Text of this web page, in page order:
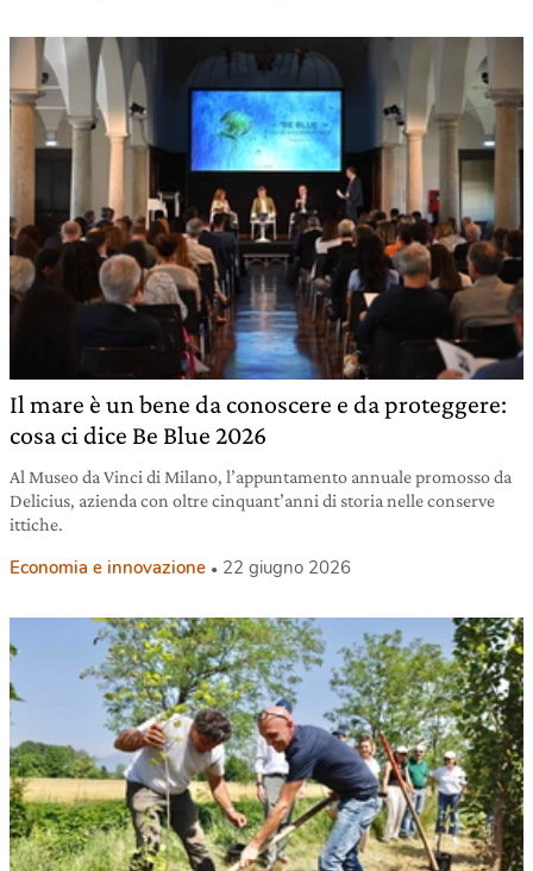
Il mare è un bene da conoscere e da proteggere:
cosa ci dice Be Blue 2026
Al Museo da Vinci di Milano, l’appuntamento annuale promosso da
Delicius, azienda con oltre cinquant’anni di storia nelle conserve
ittiche.
Economia e innovazione 22 giugno 2026